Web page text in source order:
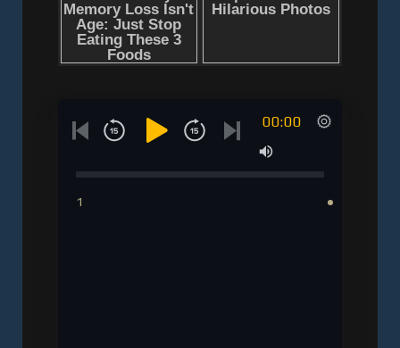
00:00
1